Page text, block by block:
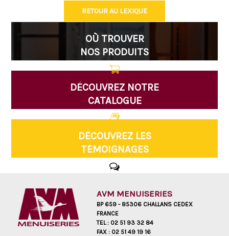
RETOUR AU LEXIQUE
OÙ TROUVER
NOS PRODUITS
DÉCOUVREZ NOTRE
CATALOGUE
DÉCOUVREZ LES
TÉMOIGNAGES
AVM MENUISERIES
BP 659 - 85306 CHALLANS CEDEX
FRANCE
TEL : 02 51 93 32 84
FAX : 02 51 49 19 16